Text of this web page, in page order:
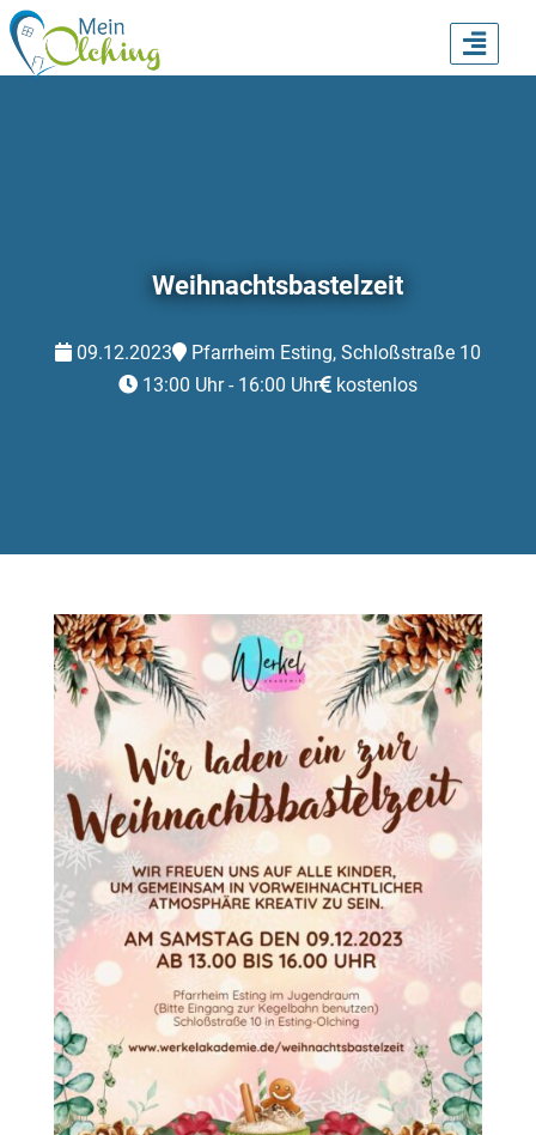
Weihnachtsbastelzeit
09.12.2023
Pfarrheim Esting, Schloßstraße 10
13:00 Uhr - 16:00 Uhr
kostenlos